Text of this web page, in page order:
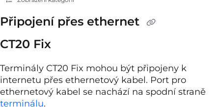
Připojení přes ethernet
CT20 Fix
Terminály CT20 Fix mohou být připojeny k
internetu přes ethernetový kabel. Port pro
ethernetový kabel se nachází na spodní straně
terminálu.